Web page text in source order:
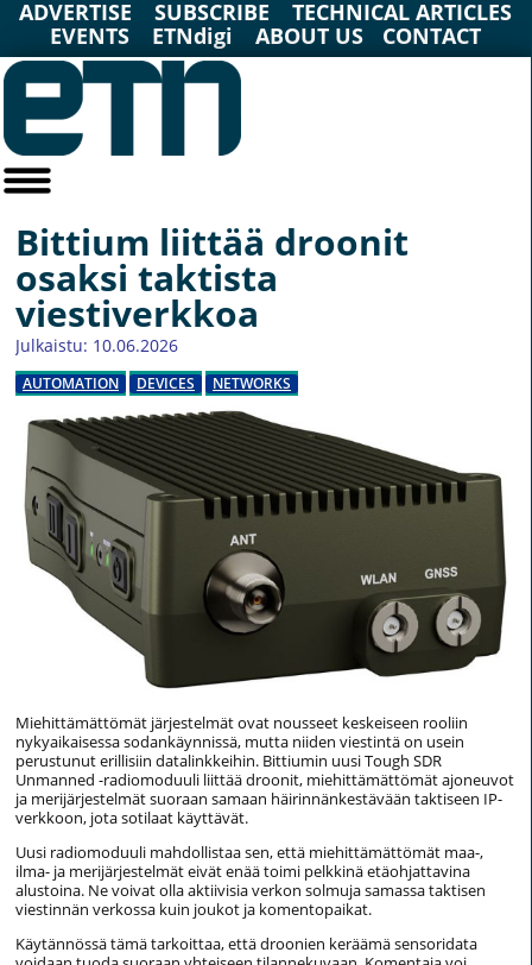
ADVERTISE SUBSCRIBE
TECHNICAL ARTICLES
EVENTS
ETNdigi ABOUT US CONTACT
Bittium liittää droonit
osaksi taktista
viestiverkkoa
Julkaistu: 10.06.2026
AUTOMATION DEVICES NETWORKS
Miehittämättömät järjestelmät ovat nousseet keskeiseen rooliin
nykyaikaisessa sodankäynnissä, mutta niiden viestintä on usein
perustunut erillisiin datalinkkeihin. Bittiumin uusi Tough SDR
Unmanned -radiomoduuli liittää droonit, miehittämättömät ajoneuvot
ja merijärjestelmät suoraan samaan häirinnänkestävään taktiseen IP-
verkkoon, jota sotilaat käyttävät.
Uusi radiomoduuli mahdollistaa sen, että miehittämättömät maa-,
ilma- ja merijärjestelmät eivät enää toimi pelkkinä etäohjattavina
alustoina. Ne voivat olla aktiivisia verkon solmuja samassa taktisen
viestinnän verkossa kuin joukot ja komentopaikat.
Käytännössä tämä tarkoittaa, että droonien keräämä sensoridata